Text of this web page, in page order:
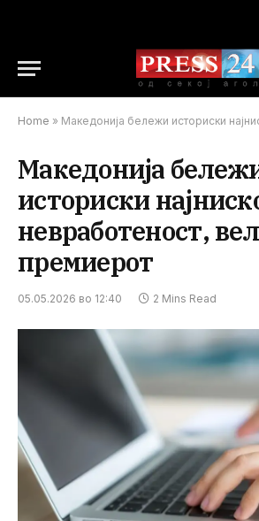
Home » Македонија бележи историски најниско ниво на
Македонија
историски
невработеност,
премиерот
05.05.2026 во 12:40 2 Mins Read